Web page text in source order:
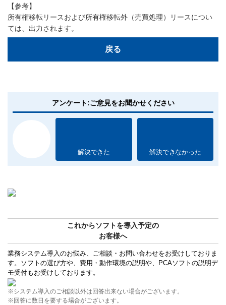
【参考】
所有権移転リースおよび所有権移転外（売買処理）リースについ
ては、出力されます。
戻る
アンケート:ご意見をお聞かせください
解決できた 解決できなかった
これからソフトを導入予定の
お客様へ
業務システム導入のお悩み、ご相談・お問い合わせをお受けしておりま
す。ソフトの選び方や、費用・動作環境の説明や、PCAソフトの説明デ
モ受付もお受けしております。
※システム導入のご相談以外は回答出来ない場合がございます。
※回答に数日を要する場合がございます。